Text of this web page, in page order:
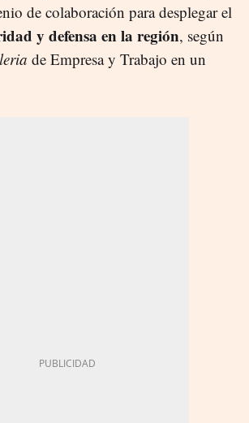
de colaboración para desplegar el
y defensa en la región, según
de Empresa y Trabajo en un